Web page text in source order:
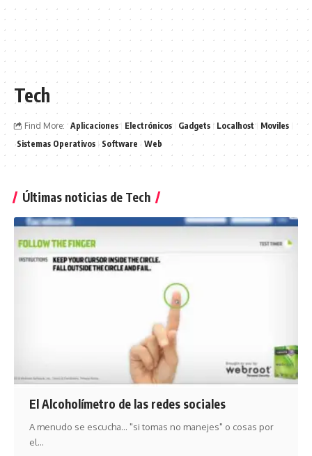
Tech
Find More: Aplicaciones Electrónicos Gadgets Localhost
Moviles
Sistemas Operativos
Software Web
Últimas noticias de Tech
El Alcoholímetro de las redes sociales
A menudo se escucha... "si tomas no manejes" o cosas por
el…